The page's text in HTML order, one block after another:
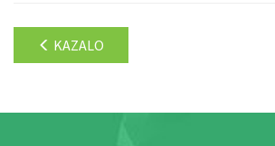
KAZALO